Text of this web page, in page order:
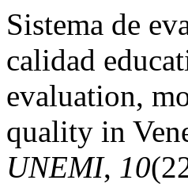
Sistema de
calidad
evaluation,
quality in
UNEMI, 10